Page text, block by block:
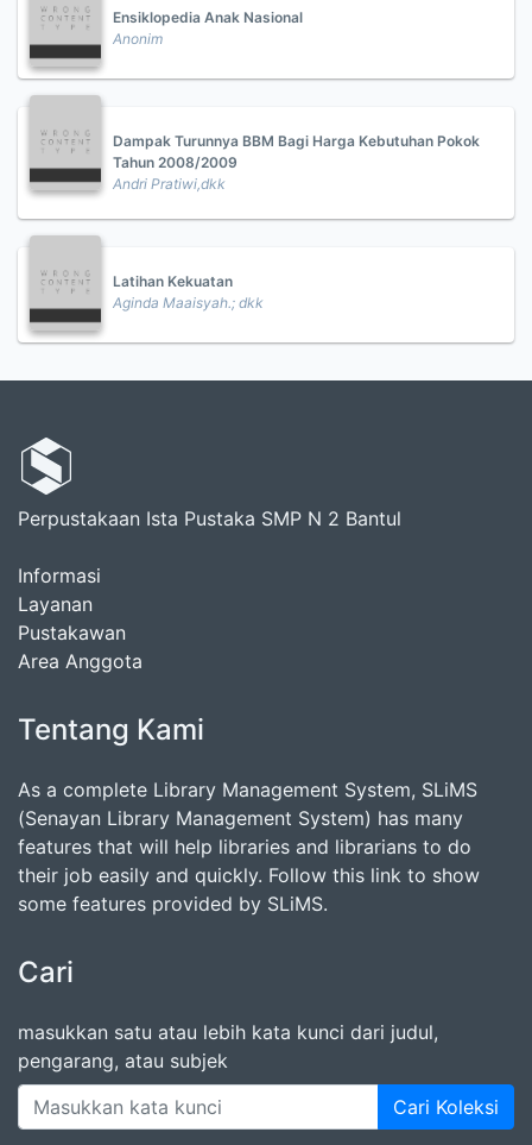
Ensiklopedia Anak Nasional
Anonim
Dampak Turunnya BBM Bagi Harga Kebutuhan Pokok
Tahun 2008/2009
Andri Pratiwi,dkk
Latihan Kekuatan
Aginda Maaisyah.; dkk
Perpustakaan Ista Pustaka SMP N 2 Bantul
Informasi
Layanan
Pustakawan
Area Anggota
Tentang Kami
As a complete Library Management System, SLiMS
(Senayan Library Management System) has many
features that will help libraries and librarians to do
their job easily and quickly. Follow this link to show
some features provided by SLiMS.
Cari
masukkan satu atau lebih kata kunci dari judul,
pengarang, atau subjek
Cari Koleksi